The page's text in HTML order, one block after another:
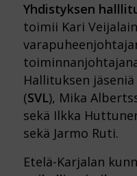
Yhdistyksen
toimii Kari
Hallituksen
(SVL), Mika
sekä Ilkka
sekä Jarmo Ruti.
Etelä-Karjalan